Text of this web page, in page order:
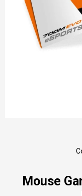
Mouse